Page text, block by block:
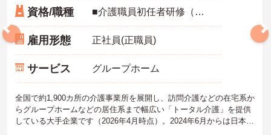
資格/職種 ■介護職員初任者研修（ヘルパー2級）以上必須 ※未経験・ブランク可
雇用形態 正社員(正職員)
サービス グループホーム
全国で約1,900カ所の介護事業所を展開し、訪問介護などの在宅系か
らグループホームなどの居住系まで幅広い「トータル介護」を提供
している大手企業です（2026年4月時点）。2024年6月からは日本生